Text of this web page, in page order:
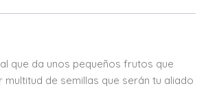
que da unos pequeños frutos que
multitud de semillas que serán tu aliado